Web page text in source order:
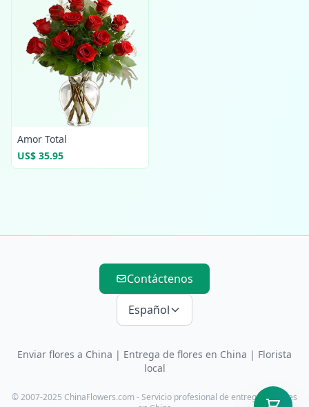
Amor Total
US$ 35.95
Contáctenos
Español
Enviar flores a China | Entrega de flores en China | Florista
local
© 2007-2025 ChinaFlowers.com - Servicio profesional de entrega de flores